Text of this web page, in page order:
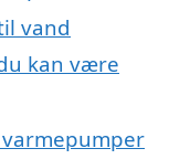
vand
kan være